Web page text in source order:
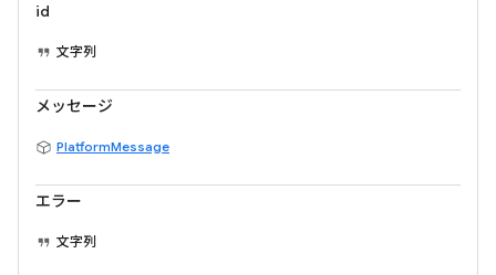
id
文字列
メッセージ
PlatformMessage
エラー
文字列